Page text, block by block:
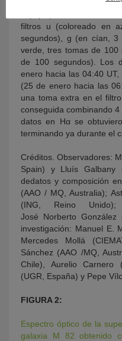
de los Muchachos, isla
filtros u (coloreado en
segundos), g (en cían,
verde, tres tomas de
de 100 segundos). Los
enero hacia las 04:40
(25 de enero hacia las
una toma extra en el
conseguida combinando
datos en Hα se
terminando ya durante el
Créditos. Observadores:
Spain) y Lluís Galbany
dedatos y composición
(AAO / MQ, Australia);
(ING, Reino Unido);
José Norberto
investigación: Manuel E.
Mercedes Mollá
Sánchez (AAO /MQ,
Chile), Aurelio Carnero
(UGR, España) y Pepe
FIGURA 2:
Espectro óptico de la
galaxia M 82 obtenido